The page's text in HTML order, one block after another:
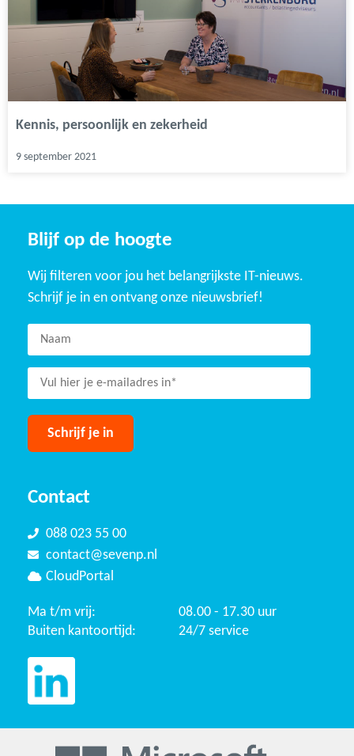
Kennis, persoonlijk en zekerheid
9 september 2021
Blijf op de hoogte
Wij filteren voor jou het belangrijkste IT-nieuws.
Schrijf je in en ontvang onze nieuwsbrief!
Contact
088 023 55 00
contact@sevenp.nl
CloudPortal
Ma t/m vrij:
08.00 - 17.30 uur
Buiten kantoortijd:
24/7 service